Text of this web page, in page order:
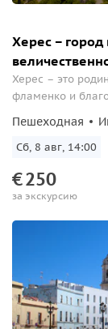
Херес –
Херес – это
фламенко и
Пешеходная
Сб, 8 авг, 14:00
€250
за экскурсию